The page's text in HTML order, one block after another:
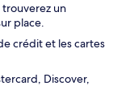
trouverez un
place.
crédit et les cartes
Discover,